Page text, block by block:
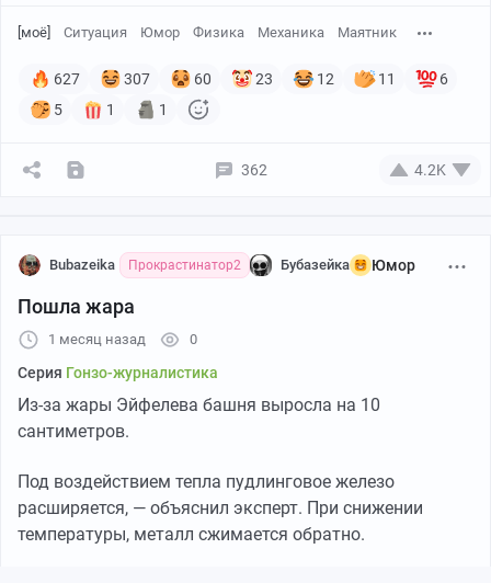
[моё] Ситуация Юмор Физика Механика Маятник
627 307 60 23 12 11
6
5
1 1
362 4.2K
Bubazeika Прокрастинатор2 Бубазейка Юмор
Пошла жара
1 месяц назад 0
Серия Гонзо-журналистика
Из-за жары Эйфелева башня выросла на 10
сантиметров.
Под воздействием тепла пудлинговое железо
расширяется, — объяснил эксперт. При снижении
температуры, металл сжимается обратно.